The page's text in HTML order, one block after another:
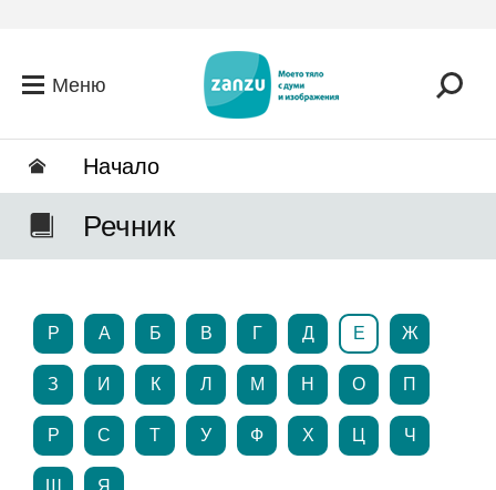
Меню
Hачало
Речник
P А Б В Г Д Е Ж
З И К Л М Н О П
Р С Т У Ф Х Ц Ч